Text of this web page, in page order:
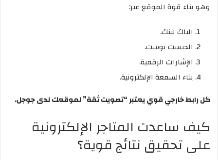
وهو بناء قوة الموقع عبر:
الباك لينك.
الجيست بوست.
الإشارات الرقمية.
بناء السمعة الإلكترونية.
كل رابط خارجي قوي يعتبر “تصويت ثقة” لموقعك لدى جوجل.
كيف ساعدت المتاجر الإلكترونية
على تحقيق نتائج قوية؟